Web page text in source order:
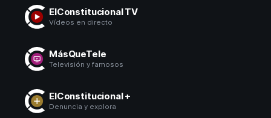
ElConstitucional TV
Vídeos en directo
MásQueTele
Televisión y famosos
ElConstitucional +
Denuncia y explora